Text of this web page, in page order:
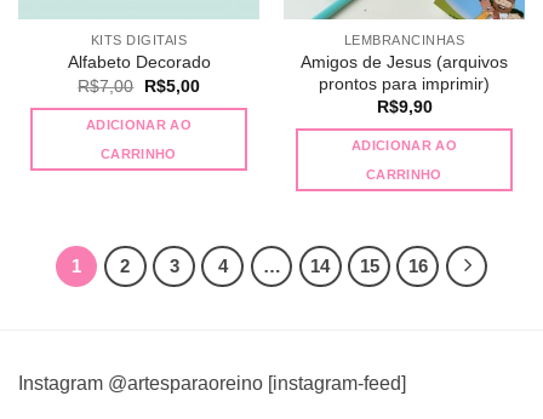
KITS DIGITAIS
Alfabeto Decorado
R$7,00 O
original
era:
R$7,00.
R$5,00O
ADICIONAR AO
CARRINHO
LEMBRANCINHAS
Amigos de Jesus (arquivos
prontos para imprimir)
R$9,90
ADICIONAR AO
CARRINHO
1 2 3 4 … 14 15 16
Instagram @artesparaoreino [instagram-feed]